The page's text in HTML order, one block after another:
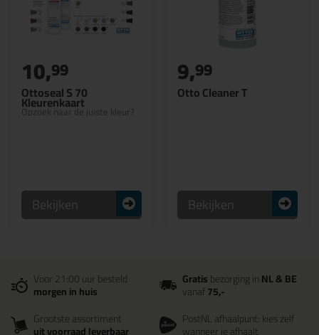
Ottoseal S 70
Kleurenkaart
Opzoek naar de juiste kleur?
10,99
Bekijken
Otto Cleaner T
9,99
Bekijken
Voor 21:00 uur besteld
morgen in huis
Gratisbezorging inNL & BE
vanaf75,-
Grootste assortiment
PostNL afhaalpunt: kies zelf